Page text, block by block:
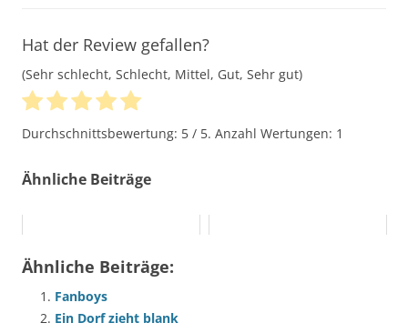
Hat der Review gefallen?
(Sehr schlecht, Schlecht, Mittel, Gut, Sehr gut)
Durchschnittsbewertung: 5 / 5. Anzahl Wertungen: 1
Ähnliche Beiträge
Ähnliche Beiträge:
Fanboys
Ein Dorf zieht blank